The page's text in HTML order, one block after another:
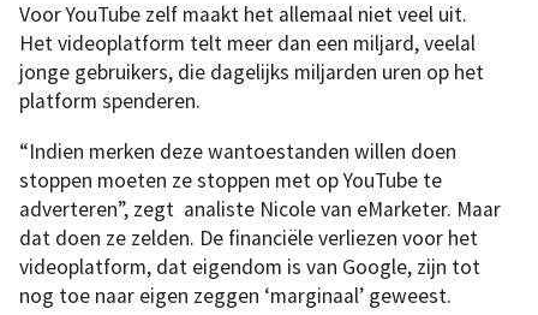
Voor YouTube zelf maakt het allemaal niet veel uit.
Het videoplatform telt meer dan een miljard, veelal
jonge gebruikers, die dagelijks miljarden uren op het
platform spenderen.
“Indien merken deze wantoestanden willen doen
stoppen moeten ze stoppen met op YouTube te
adverteren”, zegt analiste Nicole van eMarketer. Maar
dat doen ze zelden. De financiële verliezen voor het
videoplatform, dat eigendom is van Google, zijn tot
nog toe naar eigen zeggen ‘marginaal’ geweest.